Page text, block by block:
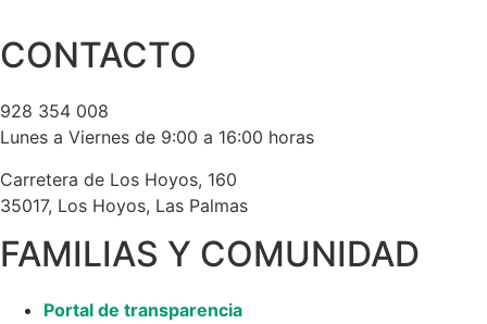
CONTACTO
928 354 008
Lunes a Viernes de 9:00 a 16:00 horas
Carretera de Los Hoyos, 160
35017, Los Hoyos, Las Palmas
FAMILIAS Y COMUNIDAD
Portal de transparencia